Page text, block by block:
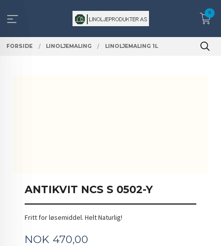
innholdet
0
FORSIDE LINOLJEMALING LINOLJEMALING 1L
ANTIKVIT NCS S 0502-Y
Fritt for løsemiddel. Helt Naturlig!
Pris
NOK 470,00